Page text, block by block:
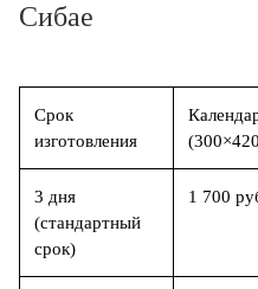
Сибае
Срок
изготовления
3 дня
(стандартный
срок)
1 700